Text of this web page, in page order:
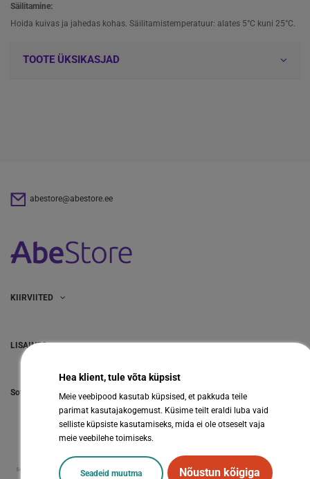
Säilitamine:
Hoida kuivas ja jahedas kohas. Säilitamistemperatuur: alates 5°C kuni 25°C.
TOOTE ÜKSIKASJAD
abestore@abestore.ee
KIIRVIITED
LISAINFO
Hea klient, tule võta küpsist
Meie veebipood kasutab küpsised, et pakkuda teile
parimat kasutajakogemust. Küsime teilt eraldi luba vaid
selliste küpsiste kasutamiseks, mida ei ole otseselt vaja
meie veebilehe toimiseks.
Seadeid muutma Nõustun kõigiga
Sotsiaalmeedia